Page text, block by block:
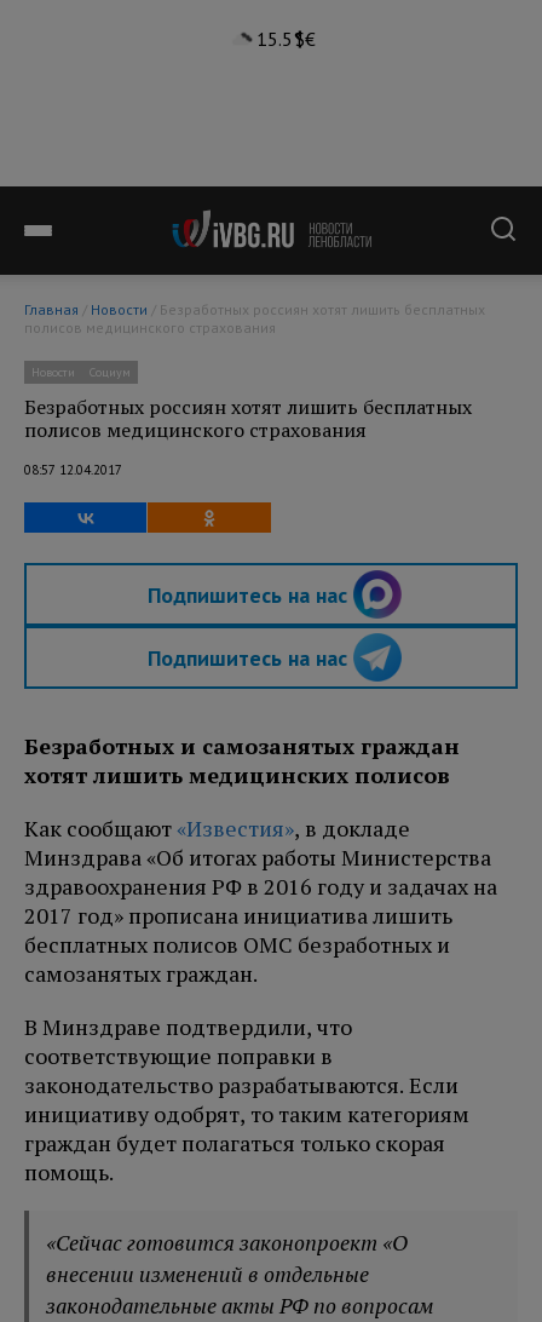
15.5°$€
Главная / Новости
полисов медицинского страхования
Новости Социум
Безработных россиян хотят лишить бесплатных
полисов медицинского страхования
08:57 12.04.2017
Подпишитесь на нас
Подпишитесь на нас
Безработных и самозанятых граждан
хотят лишить медицинских полисов
Как сообщают«Известия», в докладе
Минздрава «Об итогах работы Министерства
здравоохранения РФ в 2016 году и задачах на
2017 год» прописана инициатива лишить
бесплатных полисов ОМС безработных и
самозанятых граждан.
В Минздраве подтвердили, что
соответствующие поправки в
законодательство разрабатываются. Если
инициативу одобрят, то таким категориям
граждан будет полагаться только скорая
помощь.
«Сейчас готовится законопроект «О
внесении изменений в отдельные
законодательные акты РФ по вопросам